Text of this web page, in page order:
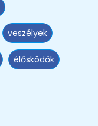
veszélyek
élősködők